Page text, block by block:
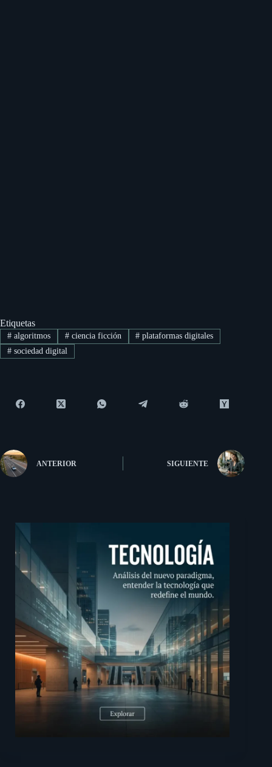
Etiquetas
#algoritmos #ciencia ficción # plataformas digitales
#sociedad digital
ANTERIOR SIGUIENTE